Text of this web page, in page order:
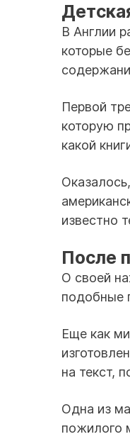
В Англии
которые
Первой
которую
какой
известно
После
О своей
подобные
Еще как
на текст,
Одна из
пожилого